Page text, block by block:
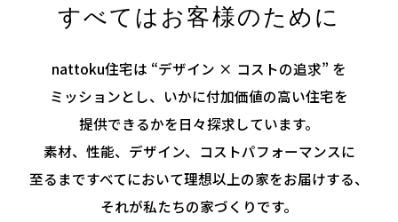
すべてはお客様のために
nattoku住宅は “デザイン × コストの追求” を
ミッションとし、いかに付加価値の高い住宅を
提供できるかを日々探求しています。
素材、性能、デザイン、コストパフォーマンスに
至るまですべてにおいて理想以上の家をお届けする、
それが私たちの家づくりです。